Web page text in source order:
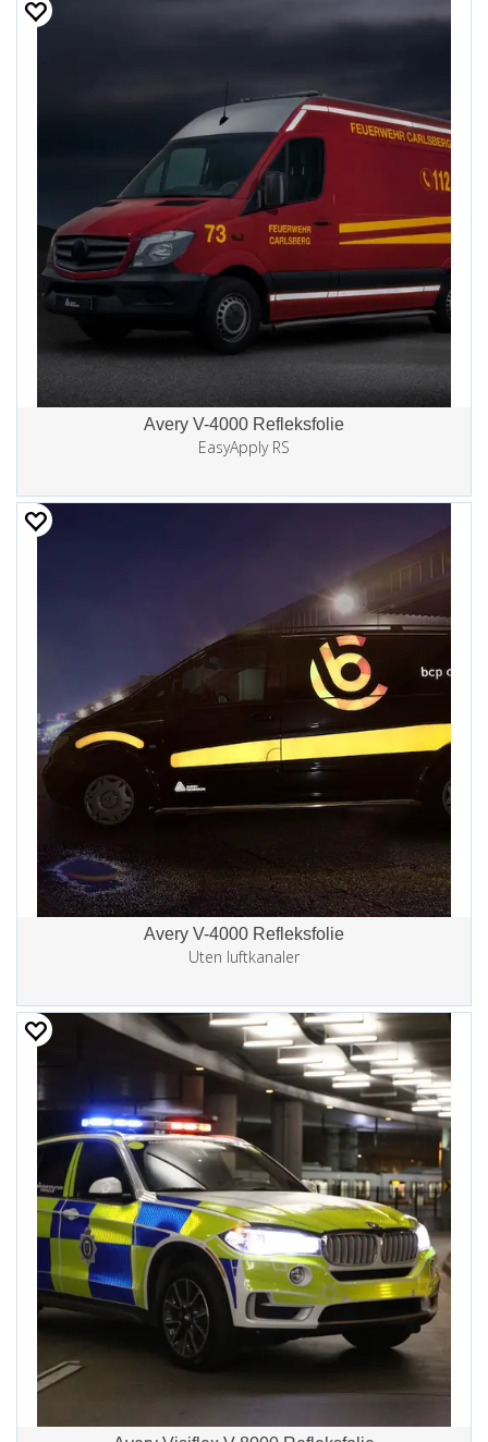
Avery V-4000 Refleksfolie
EasyApply RS
Avery V-4000 Refleksfolie
Uten luftkanaler